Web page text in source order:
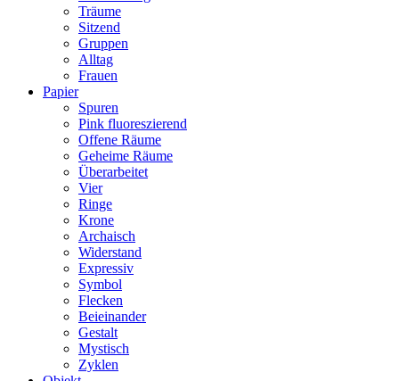
Träume
Sitzend
Gruppen
Alltag
Frauen
Papier
Spuren
Pink fluoreszierend
Offene Räume
Geheime Räume
Überarbeitet
Vier
Ringe
Krone
Archaisch
Widerstand
Expressiv
Symbol
Flecken
Beieinander
Gestalt
Mystisch
Zyklen